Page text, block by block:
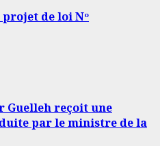
projet de loi Nᵒ
Guelleh reçoit une
par le ministre de la